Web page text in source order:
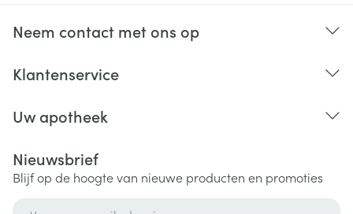
Neem contact met ons op
Klantenservice
Uw apotheek
Nieuwsbrief
Blijf op de hoogte van nieuwe producten en promoties